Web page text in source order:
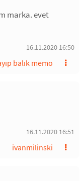
marka. evet
16.11.2020 16:50
balık memo
16.11.2020 16:51
ivanmilinski